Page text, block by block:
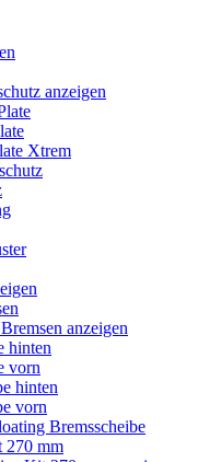
anzeigen
Xtrem
anzeigen
hinten
vorn
hinten
vorn
Bremsscheibe
270 mm